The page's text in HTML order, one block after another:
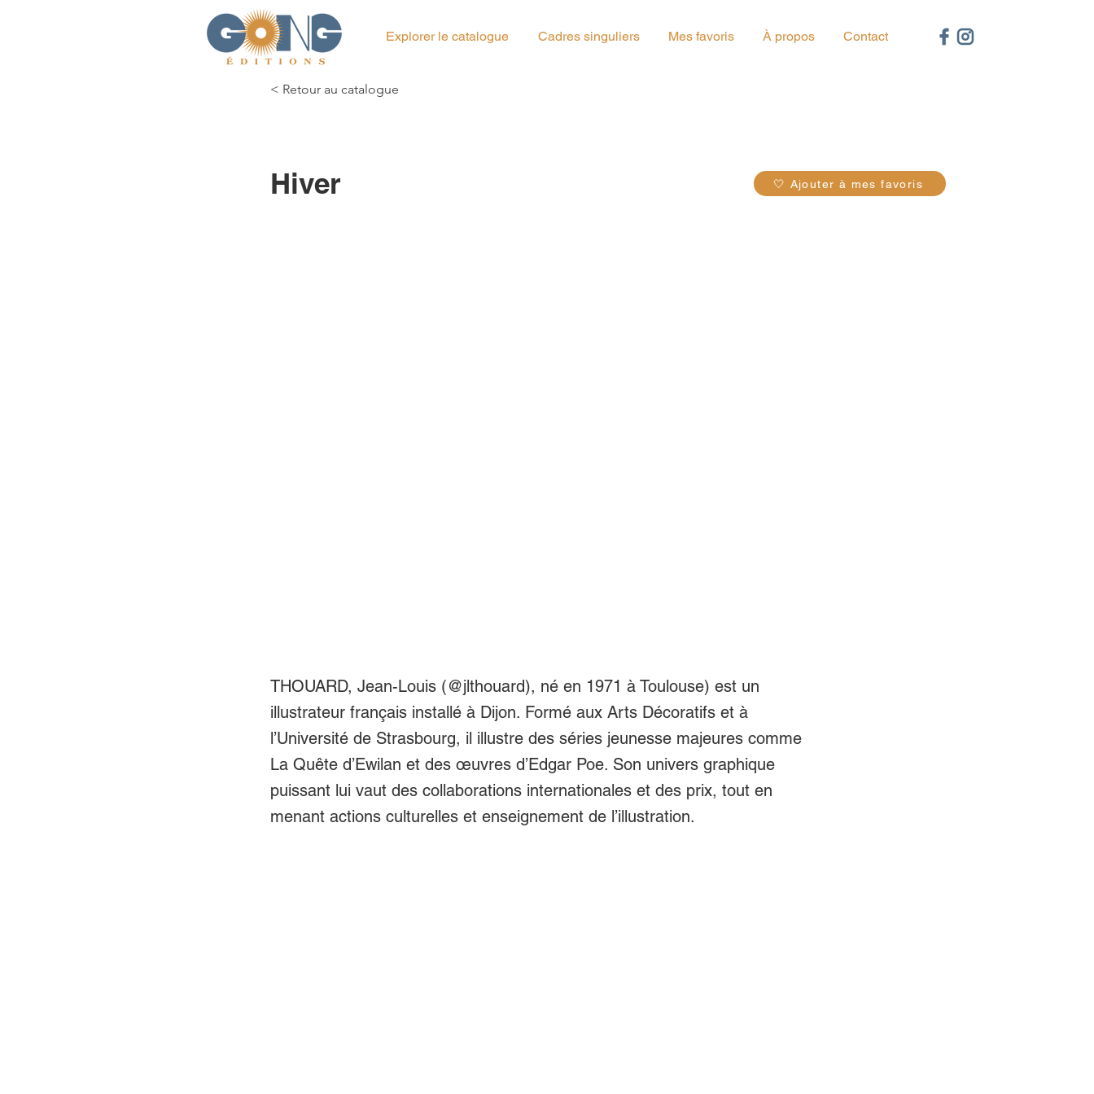
Explorer le catalogue Cadres singuliers Mes favoris À propos Contact
< Retour au catalogue
🤍 Ajouter à mes favoris
Hiver
THOUARD, Jean-Louis (@jlthouard), né en 1971 à Toulouse) est un
illustrateur français installé à Dijon. Formé aux Arts Décoratifs et à
l’Université de Strasbourg, il illustre des séries jeunesse majeures comme
La Quête d’Ewilan et des œuvres d’Edgar Poe. Son univers graphique
puissant lui vaut des collaborations internationales et des prix, tout en
menant actions culturelles et enseignement de l’illustration.